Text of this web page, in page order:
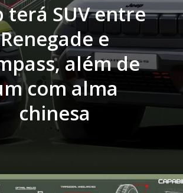
terá SUV entre
Renegade e
além de
com alma